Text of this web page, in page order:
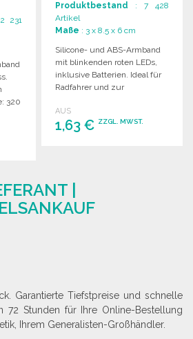
231
320
Produktbestand : 7 428
Artikel
Maße : 3 x 8.5 x 6 cm
Silicone- und ABS-Armband
mit blinkenden roten LEDs,
inklusive Batterien. Ideal für
Radfahrer und zur
AUS
1,63 € ZZGL. MWST.
|
Garantierte Tiefstpreise und schnelle
72 Stunden für Ihre Online-Bestellung
Ihrem Generalisten-Großhändler.